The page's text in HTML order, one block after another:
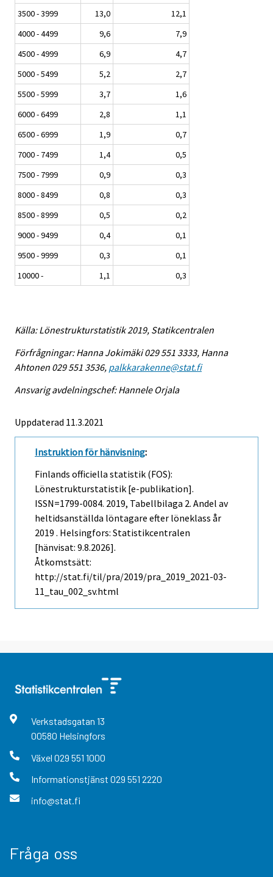
3500 - 3999
13,0
12,1
4000 - 4499
9,6
7,9
4500 - 4999
6,9
4,7
5000 - 5499
5,2
2,7
5500 - 5999
3,7
1,6
6000 - 6499
2,8
1,1
6500 - 6999
1,9
0,7
7000 - 7499
1,4
0,5
7500 - 7999
0,9
0,3
8000 - 8499
0,8
0,3
8500 - 8999
0,5
0,2
9000 - 9499
0,4
0,1
9500 - 9999
0,3
0,1
10000 -
1,1 0,3
Källa: Lönestrukturstatistik 2019, Statikcentralen
Förfrågningar: Hanna Jokimäki 029 551 3333, Hanna
Ahtonen 029 551 3536, palkkarakenne@stat.fi
Ansvarig avdelningschef: Hannele Orjala
Uppdaterad 11.3.2021
Instruktion för hänvisning:
Finlands officiella statistik (FOS):
Lönestrukturstatistik [e-publikation].
ISSN=1799-0084. 2019, Tabellbilaga 2. Andel av
heltidsanställda löntagare efter löneklass år
2019 . Helsingfors: Statistikcentralen
[hänvisat: 9.8.2026].
Åtkomstsätt:
http://stat.fi/til/pra/2019/pra_2019_2021-03-
11_tau_002_sv.html
Verkstadsgatan 13
00580 Helsingfors
Växel 029 551 1000
Informationstjänst 029 551 2220
info@stat.fi
Fråga oss